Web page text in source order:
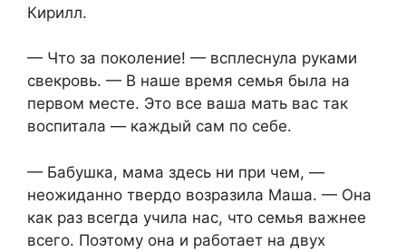
Кирилл.
— Что за поколение! — всплеснула руками
свекровь. — В наше время семья была на
первом месте. Это все ваша мать вас так
воспитала — каждый сам по себе.
— Бабушка, мама здесь ни при чем, —
неожиданно твердо возразила Маша. — Она
как раз всегда учила нас, что семья важнее
всего. Поэтому она и работает на двух